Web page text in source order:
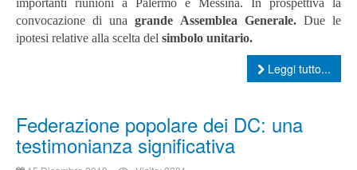
importanti riunioni a Palermo e Messina. In prospettiva la
convocazione di unagrande Assemblea Generale.Due le
ipotesi relative alla scelta del simbolo unitario.
Leggi tutto...
Federazione popolare dei DC: una
testimonianza significativa